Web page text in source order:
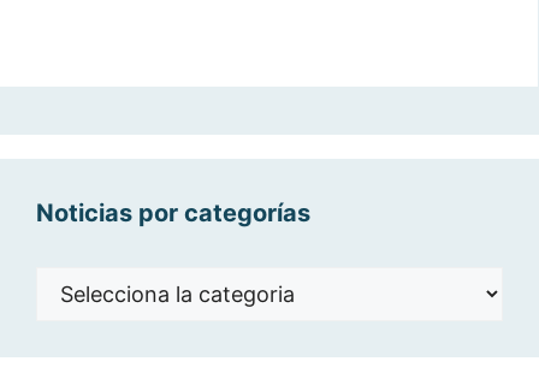
Noticias por categorías
Noticias